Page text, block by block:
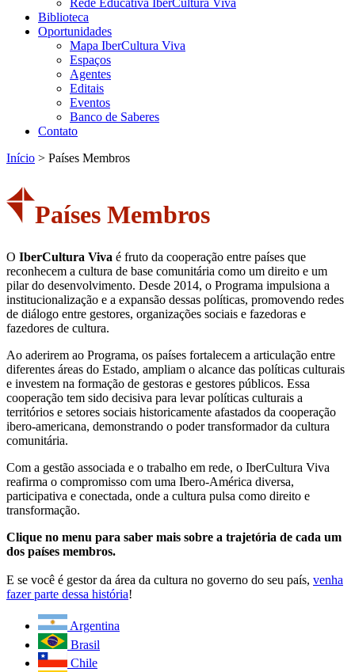
Rede Educativa IberCultura Viva
Biblioteca
Oportunidades
Mapa IberCultura Viva
Espaços
Agentes
Editais
Eventos
Banco de Saberes
Contato
Início > Países Membros
Países Membros
O IberCultura Viva é fruto da cooperação entre países que
reconhecem a cultura de base comunitária como um direito e um
pilar do desenvolvimento. Desde 2014, o Programa impulsiona a
institucionalização e a expansão dessas políticas, promovendo redes
de diálogo entre gestores, organizações sociais e fazedoras e
fazedores de cultura.
Ao aderirem ao Programa, os países fortalecem a articulação entre
diferentes áreas do Estado, ampliam o alcance das políticas culturais
e investem na formação de gestoras e gestores públicos. Essa
cooperação tem sido decisiva para levar políticas culturais a
territórios e setores sociais historicamente afastados da cooperação
ibero-americana, demonstrando o poder transformador da cultura
comunitária.
Com a gestão associada e o trabalho em rede, o IberCultura Viva
reafirma o compromisso com uma Ibero-América diversa,
participativa e conectada, onde a cultura pulsa como direito e
transformação.
Clique no menu para saber mais sobre a trajetória de cada um
dos países membros.
E se você é gestor da área da cultura no governo do seu país, venha
fazer parte dessa história!
Argentina
Brasil
Chile